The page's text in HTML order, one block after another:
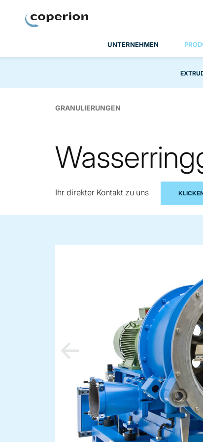
UNTERNEHMEN
GRANULIERUNGEN
Ihr direkter Kontakt zu uns